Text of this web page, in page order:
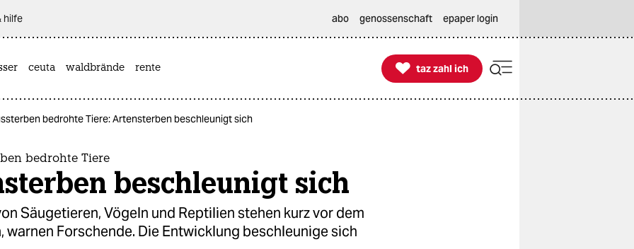
hilfe abo genossenschaft epaper login
ceuta waldbrände rente 
taz zahl ich
taz zahl ich
bedrohte Tiere: Artensterben beschleunigt sich
bedrohte Tiere
beschleunigt sich
Säugetieren, Vögeln und Reptilien stehen kurz vor dem
warnen Forschende. Die Entwicklung beschleunige sich